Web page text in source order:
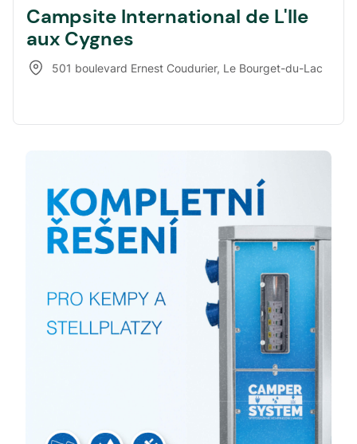
Campsite International de L'lle
aux Cygnes
501 boulevard Ernest Coudurier, Le Bourget-du-Lac